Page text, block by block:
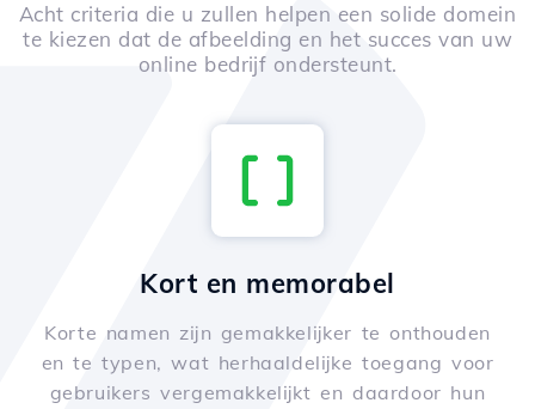
Acht criteria die u zullen helpen een solide domein
te kiezen dat de afbeelding en het succes van uw
online bedrijf ondersteunt.
Kort en memorabel
Korte namen zijn gemakkelijker te onthouden
en te typen, wat herhaaldelijke toegang voor
gebruikers vergemakkelijkt en daardoor hun